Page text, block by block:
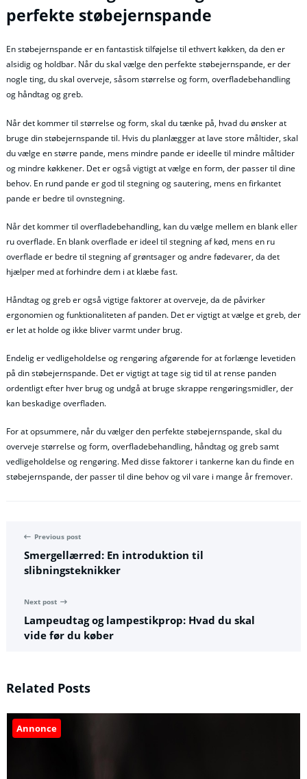
perfekte støbejernspande
En støbejernspande er en fantastisk tilføjelse til ethvert køkken, da den er
alsidig og holdbar. Når du skal vælge den perfekte støbejernspande, er der
nogle ting, du skal overveje, såsom størrelse og form, overfladebehandling
og håndtag og greb.
Når det kommer til størrelse og form, skal du tænke på, hvad du ønsker at
bruge din støbejernspande til. Hvis du planlægger at lave store måltider, skal
du vælge en større pande, mens mindre pande er ideelle til mindre måltider
og mindre køkkener. Det er også vigtigt at vælge en form, der passer til dine
behov. En rund pande er god til stegning og sautering, mens en firkantet
pande er bedre til ovnstegning.
Når det kommer til overfladebehandling, kan du vælge mellem en blank eller
ru overflade. En blank overflade er ideel til stegning af kød, mens en ru
overflade er bedre til stegning af grøntsager og andre fødevarer, da det
hjælper med at forhindre dem i at klæbe fast.
Håndtag og greb er også vigtige faktorer at overveje, da de påvirker
ergonomien og funktionaliteten af panden. Det er vigtigt at vælge et greb, der
er let at holde og ikke bliver varmt under brug.
Endelig er vedligeholdelse og rengøring afgørende for at forlænge levetiden
på din støbejernspande. Det er vigtigt at tage sig tid til at rense panden
ordentligt efter hver brug og undgå at bruge skrappe rengøringsmidler, der
kan beskadige overfladen.
For at opsummere, når du vælger den perfekte støbejernspande, skal du
overveje størrelse og form, overfladebehandling, håndtag og greb samt
vedligeholdelse og rengøring. Med disse faktorer i tankerne kan du finde en
støbejernspande, der passer til dine behov og vil vare i mange år fremover.
Previous post
Smergellærred: En introduktion til
slibningsteknikker
Next post
Lampeudtag og lampestikprop: Hvad du skal
vide før du køber
Related Posts
Annonce